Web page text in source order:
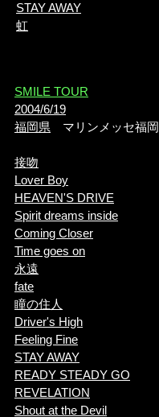
STAY AWAY
虹
​SMILE TOUR
2004/6/19
福岡県 マリンメッセ福岡
接吻
Lover Boy
HEAVEN'S DRIVE
Spirit dreams inside
Coming Closer
Time goes on
永遠
fate
瞳の住人
Driver's High
Feeling Fine
STAY AWAY
READY STEADY GO
REVELATION
Shout at the Devil